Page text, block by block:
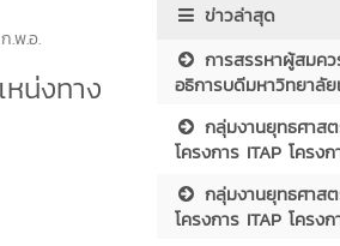
.พ.อ.
น่งทาง
ข่าวล่าสุด
การสรรหาผู้สมค
อธิการบดีมหาวิทยาลัย
กลุ่มงานยุทธศาส
โครงการ ITAP โครง
กลุ่มงานยุทธศาส
โครงการ ITAP โครง